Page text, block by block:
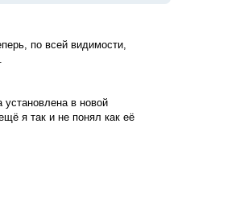
по всей видимости,
в новой
я так и не понял как её